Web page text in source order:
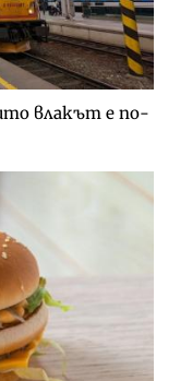
влакът е по-